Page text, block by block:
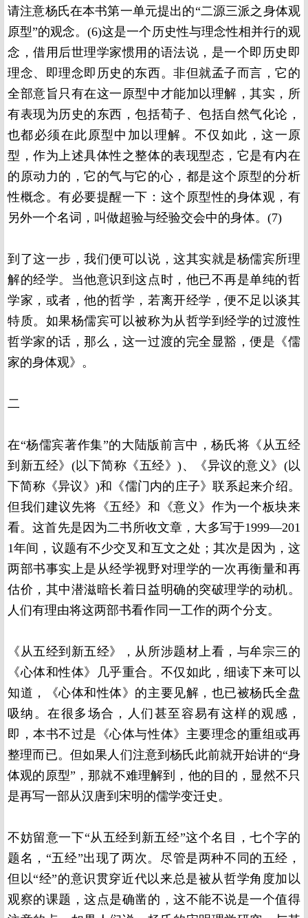
请注意杨氏在本书第一单元提出的“二源三派之身体观
原型”的观念。(6)这是一个历史性与理念性相并行的观
念，借用后世理学家惯用的语法说，是一个即历史即
理念、即理念即历史的东西。非但就孟子而言，它的
全部意旨只有在这一原型中才能加以理解，其实，所
有表现为历史的东西，包括荀子、包括自然气化论，
也都必须在此原型中加以理解。不仅如此，这一原
型，作为上述具体性之整体的表现型态，它是有内在
的原动力的，它的气与它的心，都是这个原型的分析
性概念。有必要提醒一下：这个原型性的身体观，有
另外一个名词，叫做超验与经验交会中的身体。 (7)
到了这一步，我们便可以说，这其实就是杨儒宾所理
解的经学。当他意识到这点时，他已不再是单纯的哲
学家，或者，他的哲学，若离开经学，便不足以谈其
特质。如果杨儒宾可以被称为从哲学到经学的过渡性
哲学家的话，那么，这一过渡的完全显豁，便是《儒
家的身体观》。
二
在“杨儒宾著作集”的大陆版前言中，杨氏将《从五经
到新五经》 (以下简称《五经》 )、《异议的意义》 (以
下简称《异议》 )和《儒门内的庄子》联系起来介绍。
但我们建议先将《五经》和《意义》作为一个板块来
看。这首先是因为二书所收文章，大多写于1999—201
1年间，议题有不少交叉和互文之处；其次是因为，这
两部书事实上是从经学视野对理学的一次再衡量和再
估价，其中潜滋暗长着日益明确的突破理学的动机。
人们有理由将这两部书看作同一工作的两个分支。
《从五经到新五经》，从所涉题材上看，与牟宗三的
《心体和性体》几乎重合。不仅如此，细读下来可以
知道，《心体和性体》的主要见解，也已被杨氏全盘
吸纳。在很多场合，人们甚至容易有这样的观感，
即，本书不过是《心体与性体》主要理念的重组或再
整理而已。但如果人们注意到杨氏此前就开始讲的“身
体观的原型”，那就不难理解到，他的目的，显然不只
是再写一部从汉唐到宋明的儒学变迁史。
不妨留意一下“从五经到新五经”这个名目，七个字的
题名，“五经”出现了两次。尽管是两种不同的五经，
但以“经”的意识贯穿近代以来总是被从哲学角度加以
观察的课题，这点是确凿的，这不能不说是一个值得